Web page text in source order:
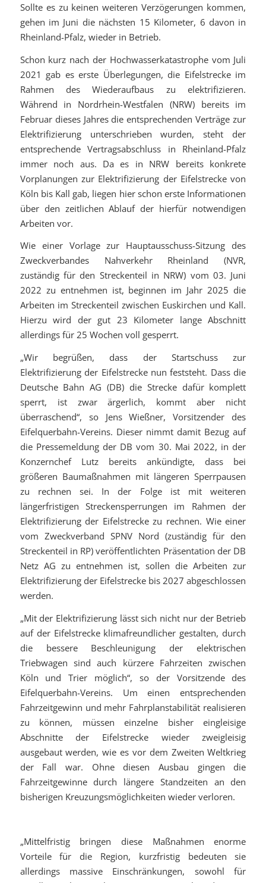
Sollte es zu keinen weiteren Verzögerungen kommen,
gehen im Juni die nächsten 15 Kilometer, 6 davon in
Rheinland-Pfalz, wieder in Betrieb.
Schon kurz nach der Hochwasserkatastrophe vom Juli
2021 gab es erste Überlegungen, die Eifelstrecke im
Rahmen des Wiederaufbaus zu elektrifizieren.
Während in Nordrhein-Westfalen (NRW) bereits im
Februar dieses Jahres die entsprechenden Verträge zur
Elektrifizierung unterschrieben wurden, steht der
entsprechende Vertragsabschluss in Rheinland-Pfalz
immer noch aus. Da es in NRW bereits konkrete
Vorplanungen zur Elektrifizierung der Eifelstrecke von
Köln bis Kall gab, liegen hier schon erste Informationen
über den zeitlichen Ablauf der hierfür notwendigen
Arbeiten vor.
Wie einer Vorlage zur Hauptausschuss-Sitzung des
Zweckverbandes Nahverkehr Rheinland (NVR,
zuständig für den Streckenteil in NRW) vom 03. Juni
2022 zu entnehmen ist, beginnen im Jahr 2025 die
Arbeiten im Streckenteil zwischen Euskirchen und Kall.
Hierzu wird der gut 23 Kilometer lange Abschnitt
allerdings für 25 Wochen voll gesperrt.
„Wir begrüßen, dass der Startschuss zur
Elektrifizierung der Eifelstrecke nun feststeht. Dass die
Deutsche Bahn AG (DB) die Strecke dafür komplett
sperrt, ist zwar ärgerlich, kommt aber nicht
überraschend“, so Jens Wießner, Vorsitzender des
Eifelquerbahn-Vereins. Dieser nimmt damit Bezug auf
die Pressemeldung der DB vom 30. Mai 2022, in der
Konzernchef Lutz bereits ankündigte, dass bei
größeren Baumaßnahmen mit längeren Sperrpausen
zu rechnen sei. In der Folge ist mit weiteren
längerfristigen Streckensperrungen im Rahmen der
Elektrifizierung der Eifelstrecke zu rechnen. Wie einer
vom Zweckverband SPNV Nord (zuständig für den
Streckenteil in RP) veröffentlichten Präsentation der DB
Netz AG zu entnehmen ist, sollen die Arbeiten zur
Elektrifizierung der Eifelstrecke bis 2027 abgeschlossen
werden.
„Mit der Elektrifizierung lässt sich nicht nur der Betrieb
auf der Eifelstrecke klimafreundlicher gestalten, durch
die bessere Beschleunigung der elektrischen
Triebwagen sind auch kürzere Fahrzeiten zwischen
Köln und Trier möglich“, so der Vorsitzende des
Eifelquerbahn-Vereins. Um einen entsprechenden
Fahrzeitgewinn und mehr Fahrplanstabilität realisieren
zu können, müssen einzelne bisher eingleisige
Abschnitte der Eifelstrecke wieder zweigleisig
ausgebaut werden, wie es vor dem Zweiten Weltkrieg
der Fall war. Ohne diesen Ausbau gingen die
Fahrzeitgewinne durch längere Standzeiten an den
bisherigen Kreuzungsmöglichkeiten wieder verloren.
„Mittelfristig bringen diese Maßnahmen enorme
Vorteile für die Region, kurzfristig bedeuten sie
allerdings massive Einschränkungen, sowohl für